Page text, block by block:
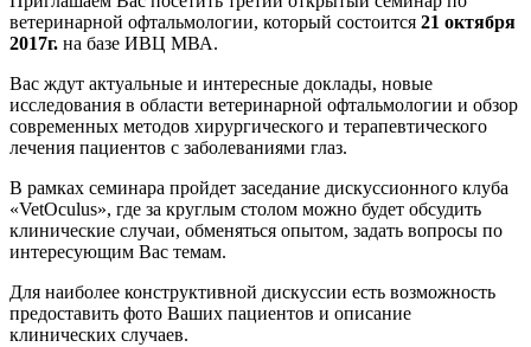
ветеринарной офтальмологии, который состоится 21 октября
2017г. на базе ИВЦ МВА.
Вас ждут актуальные и интересные доклады, новые
исследования в области ветеринарной офтальмологии и обзор
современных методов хирургического и терапевтического
лечения пациентов с заболеваниями глаз.
В рамках семинара пройдет заседание дискуссионного клуба
«VetOculus», где за круглым столом можно будет обсудить
клинические случаи, обменяться опытом, задать вопросы по
интересующим Вас темам.
Для наиболее конструктивной дискуссии есть возможность
предоставить фото Ваших пациентов и описание
клинических случаев.